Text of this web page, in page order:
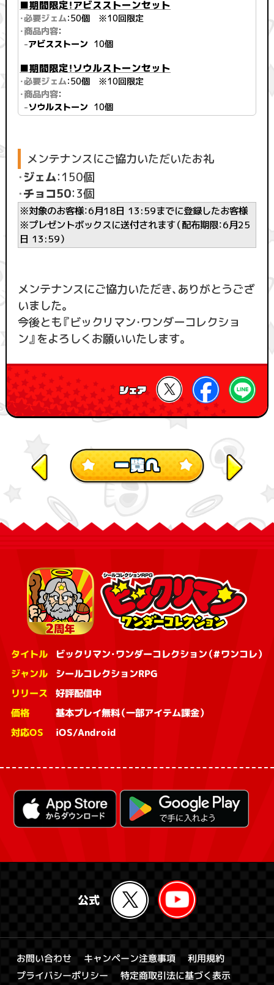
■期間限定！アビスストーンセット
・必要ジェム：50個 ※10回限定
・商品内容：
-アビスストーン 10個
■期間限定！ソウルストーンセット
・必要ジェム：50個 ※10回限定
・商品内容：
-ソウルストーン 10個
メンテナンスにご協力いただいたお礼
・ジェム：150個
・チョコ50：3個
※対象のお客様：6月18日 13:59までに登録したお客様
※プレゼントボックスに送付されます（配布期限：6月25
日 13:59）
メンテナンスにご協力いただき、ありがとうござ
いました。
今後とも『ビックリマン・ワンダーコレクショ
ン』をよろしくお願いいたします。
タイトル ビックリマン・ワンダーコレクション（#ワンコレ）
ジャンル シールコレクションRPG
リリース 好評配信中
価格 基本プレイ無料（一部アイテム課金）
対応OS iOS/Android
お問い合わせ キャンペーン注意事項 利用規約
プライバシーポリシー 特定商取引法に基づく表示